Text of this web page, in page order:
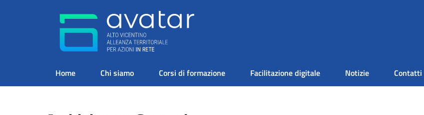
Home Chi siamo Corsi di formazione Facilitazione digitale Notizie Contatti